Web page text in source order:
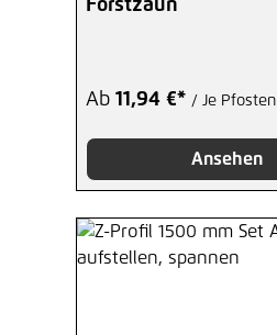
Forstzaun
Ab 11,94 €* / Je Pfosten
Ansehen